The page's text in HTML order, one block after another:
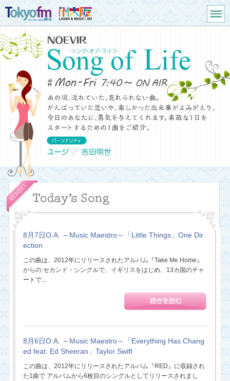
8月7日O.A. ～Music Maestro～「Little Things」One Dir
ection
この曲は、2012年にリリースされたアルバム『Take Me Home』
からの セカンド・シングルで、イギリスをはじめ、13カ国のチャ
ートで...
8月6日O.A. ～Music Maestro～「Everything Has Chang
ed feat. Ed Sheeran」Taylor Swift
この曲は、2012年にリリースされたアルバム『RED』に収録され
た1曲で アルバムから6枚目のシングルとしてリリースされまし